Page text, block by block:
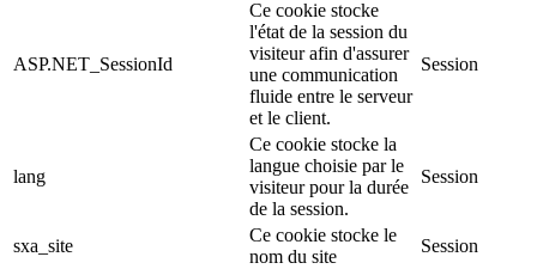
ASP.NET_SessionId
Ce cookie stocke
l'état de la session du
visiteur afin d'assurer
une communication
fluide entre le serveur
et le client.
Session
lang
Ce cookie stocke la
langue choisie par le
visiteur pour la durée
de la session.
Session
sxa_site
Ce cookie stocke le
nom du site
Session